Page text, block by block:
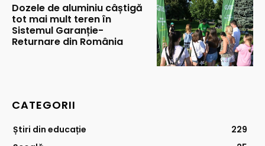
Dozele de aluminiu câștigă
tot mai mult teren în
Sistemul Garanție-
Returnare din România
CATEGORII
Știri din educație
229